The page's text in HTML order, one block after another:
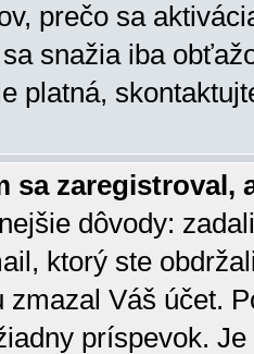
prečo sa
snažia iba
platná,
sa zaregistroval,
dôvody:
ktorý ste
zmazal Váš účet.
príspevok.